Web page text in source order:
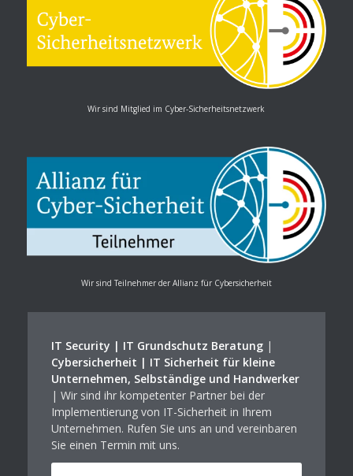
Wir sind Mitglied im Cyber-Sicherheitsnetzwerk
Wir sind Teilnehmer der Allianz für Cybersicherheit
IT Security | IT Grundschutz Beratung|
Cybersicherheit | IT Sicherheit für kleine
Unternehmen, Selbständige und Handwerker
| Wir sind ihr kompetenter Partner bei der
Implementierung von IT-Sicherheit in Ihrem
Unternehmen. Rufen Sie uns an und vereinbaren
Sie einen Termin mit uns.